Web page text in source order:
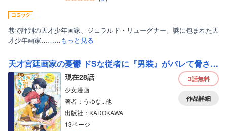
巷で評判の天才少年画家、ジェラルド・リューグナー。謎に包まれた天
才少年画家………もっと見る
天才宮廷画家の憂鬱 ドSな従者に『男装』がバレて脅されています【分冊版】
現在28話
少女漫画
著者：うゆな...他
出版社：KADOKAWA
13ページ
3話無料
作品詳細